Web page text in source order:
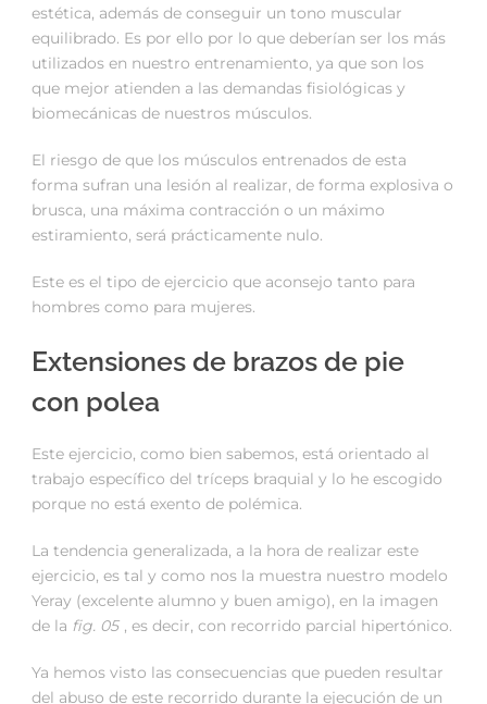
estética, además de conseguir un tono muscular
equilibrado. Es por ello por lo que deberían ser los más
utilizados en nuestro entrenamiento, ya que son los
que mejor atienden a las demandas fisiológicas y
biomecánicas de nuestros músculos.
El riesgo de que los músculos entrenados de esta
forma sufran una lesión al realizar, de forma explosiva o
brusca, una máxima contracción o un máximo
estiramiento, será prácticamente nulo.
Este es el tipo de ejercicio que aconsejo tanto para
hombres como para mujeres.
Extensiones de brazos de pie
con polea
Este ejercicio, como bien sabemos, está orientado al
trabajo específico del tríceps braquial y lo he escogido
porque no está exento de polémica.
La tendencia generalizada, a la hora de realizar este
ejercicio, es tal y como nos la muestra nuestro modelo
Yeray (excelente alumno y buen amigo), en la imagen
de la fig. 05 , es decir, con recorrido parcial hipertónico.
Ya hemos visto las consecuencias que pueden resultar
del abuso de este recorrido durante la ejecución de un